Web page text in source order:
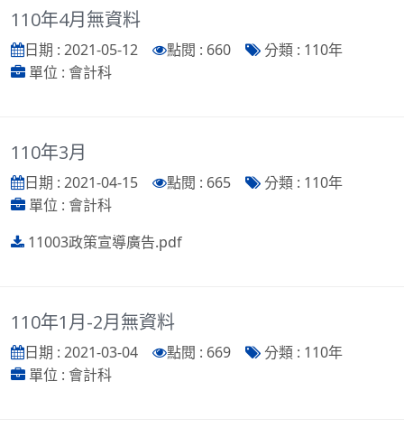
110年4月無資料
日期 : 2021-05-12 點閱 : 660
分類 : 110年
單位 : 會計科
110年3月
日期 : 2021-04-15 點閱 : 665
分類 : 110年
單位 : 會計科
11003政策宣導廣告.pdf
110年1月-2月無資料
日期 : 2021-03-04 點閱 : 669
分類 : 110年
單位 : 會計科